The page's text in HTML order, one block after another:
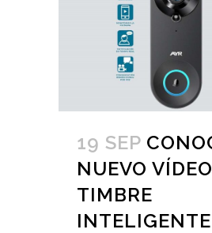
19 SEP
NUEVO VÍDEO
TIMBRE